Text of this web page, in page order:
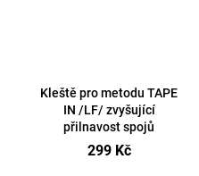
Kleště pro metodu TAPE
IN /LF/ zvyšující
přilnavost spojů
299 Kč